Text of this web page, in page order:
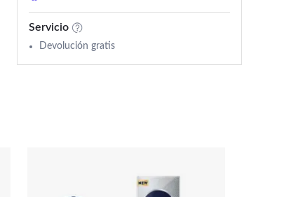
Servicio
Devolución gratis